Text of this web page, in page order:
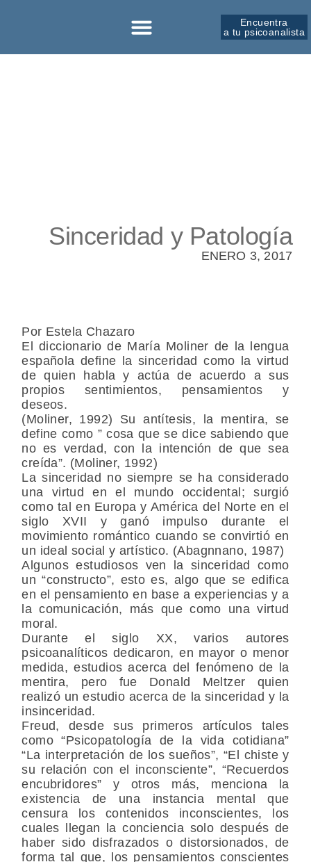
Encuentra
a tu psicoanalista
Sinceridad y Patología
ENERO 3, 2017
Por Estela Chazaro
El diccionario de María Moliner de la lengua
española define la sinceridad como la virtud
de quien habla y actúa de acuerdo a sus
propios sentimientos, pensamientos y
deseos.
(Moliner, 1992) Su antítesis, la mentira, se
define como ” cosa que se dice sabiendo que
no es verdad, con la intención de que sea
creída”. (Moliner, 1992)
La sinceridad no siempre se ha considerado
una virtud en el mundo occidental; surgió
como tal en Europa y América del Norte en el
siglo XVII y ganó impulso durante el
movimiento romántico cuando se convirtió en
un ideal social y artístico. (Abagnnano, 1987)
Algunos estudiosos ven la sinceridad como
un “constructo”, esto es, algo que se edifica
en el pensamiento en base a experiencias y a
la comunicación, más que como una virtud
moral.
Durante el siglo XX, varios autores
psicoanalíticos dedicaron, en mayor o menor
medida, estudios acerca del fenómeno de la
mentira, pero fue Donald Meltzer quien
realizó un estudio acerca de la sinceridad y la
insinceridad.
Freud, desde sus primeros artículos tales
como “Psicopatología de la vida cotidiana”
“La interpretación de los sueños”, “El chiste y
su relación con el inconsciente”, “Recuerdos
encubridores” y otros más, menciona la
existencia de una instancia mental que
censura los contenidos inconscientes, los
cuales llegan la conciencia solo después de
haber sido disfrazados o distorsionados, de
forma tal que, los pensamientos conscientes